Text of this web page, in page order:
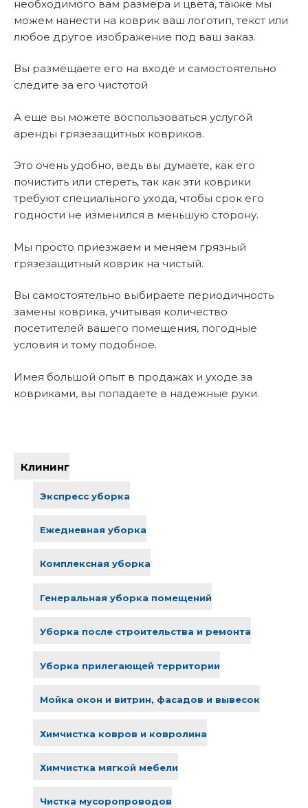
Клининг
Экспресс уборка
Ежедневная уборка
Комплексная уборка
Генеральная уборка помещений
Уборка после строительства и ремонта
Уборка прилегающей территории
Мойка окон и витрин, фасадов и вывесок
Химчистка ковров и ковролина
Химчистка мягкой мебели
Чистка мусоропроводов
необходимого вам размера и цвета, также мы
можем нанести на коврик ваш логотип, текст или
любое другое изображение под ваш заказ.
Вы размещаете его на входе и самостоятельно
следите за его чистотой
А еще вы можете воспользоваться услугой
аренды грязезащитных ковриков.
Это очень удобно, ведь вы думаете, как его
почистить или стереть, так как эти коврики
требуют специального ухода, чтобы срок его
годности не изменился в меньшую сторону.
Мы просто приезжаем и меняем грязный
грязезащитный коврик на чистый.
Вы самостоятельно выбираете периодичность
замены коврика, учитывая количество
посетителей вашего помещения, погодные
условия и тому подобное.
Имея большой опыт в продажах и уходе за
ковриками, вы попадаете в надежные руки.